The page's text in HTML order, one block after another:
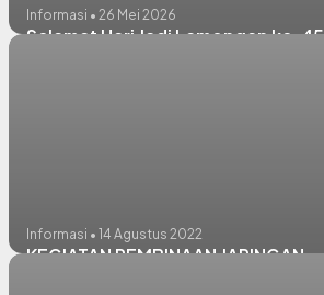
Informasi • 26 Mei 2026
Selamat Hari Jadi Lamongan ke-
Informasi • 14 Agustus 2022
KEGIATAN PEMBINAAN JARINGAN